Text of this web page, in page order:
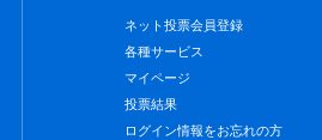
ネット投票会員登録
各種サービス
マイページ
投票結果
ログイン情報をお忘れの方